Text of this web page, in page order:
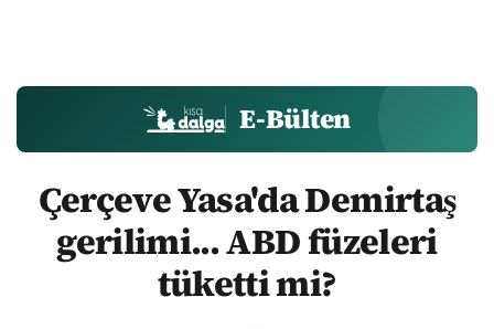
E-Bülten
Çerçeve Yasa'da Demirtaş
gerilimi... ABD füzeleri
tüketti mi?